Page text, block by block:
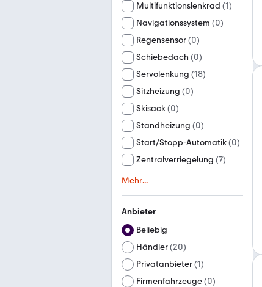
Multifunktionslenkrad (1)
Navigationssystem (0)
Regensensor(0)
Schiebedach (0)
Servolenkung (18)
Sitzheizung (0)
Skisack(0)
Standheizung (0)
Start/Stopp-Automatik(0)
Zentralverriegelung (7)
Mehr...
Anbieter
Beliebig
Händler(20)
Privatanbieter(1)
Firmenfahrzeuge(0)